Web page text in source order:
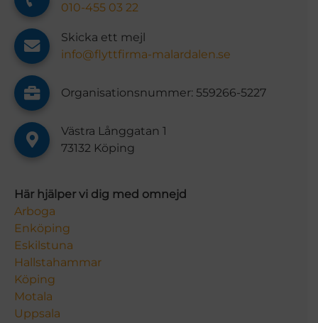
010-455 03 22
Skicka ett mejl
info@flyttfirma-malardalen.se
Organisationsnummer: ‍‍559266-5227
Västra Långgatan 1
73132 Köping
Här hjälper vi dig med omnejd
Arboga
Enköping
Eskilstuna
Hallstahammar
Köping
Motala
Uppsala